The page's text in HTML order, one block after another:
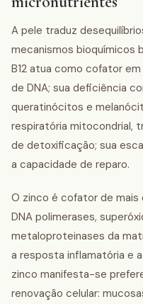
A pele traduz
mecanismos bioquímicos
B12 atua como cofator
de DNA; sua deficiência
queratinócitos e
respiratória mitocondrial,
de detoxificação; sua
a capacidade de reparo.
O zinco é cofator de mais
DNA polimerases,
metaloproteinases da
a resposta inflamatória e
zinco manifesta-se
renovação celular: